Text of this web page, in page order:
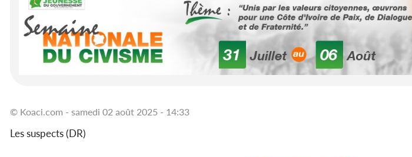
© Koaci.com - samedi 02 août 2025 - 14:33
Les suspects (DR)